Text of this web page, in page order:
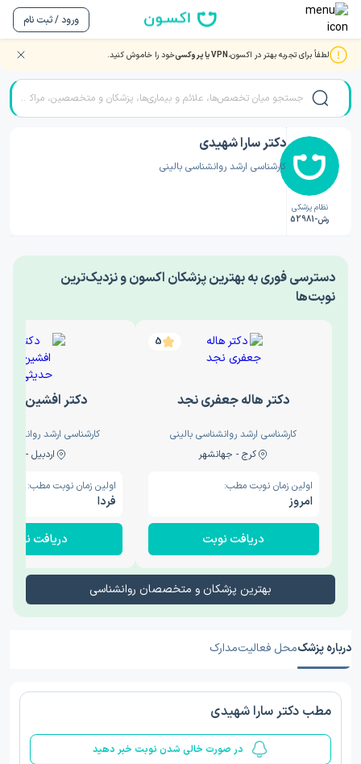
ورود / ثبت نام
لطفاً برای تجربه بهتر در اکسون،VPN یا پروکسی خود را خاموش کنید. صفحه اصلی/دکتر روانشناسی/دکتر سارا شهیدی
نظام پزشکی
رش-52981
دکتر سارا شهیدی
کارشناسی ارشد روانشناسی بالینی
‎دسترسی فوری به بهترین پزشکان اکسون و نزدیک‌ترین
نوبت‌ها
5
دکتر هاله جعفری نجد
کارشناسی ارشد روانشناسی بالینی
کرج - جهانشهر
اولین زمان نوبت مطب:
امروز
دریافت نوبت
دکتر افشین
کارشناسی ارشد
اردبیل - والی
اولین زمان نوبت مطب:
فردا
دریافت نوبت
بهترین پزشکان و متخصصان روانشناسی
درباره پزشکمحل فعالیتمدارک
مطب دکتر سارا شهیدی
در صورت خالی شدن نوبت خبر دهید